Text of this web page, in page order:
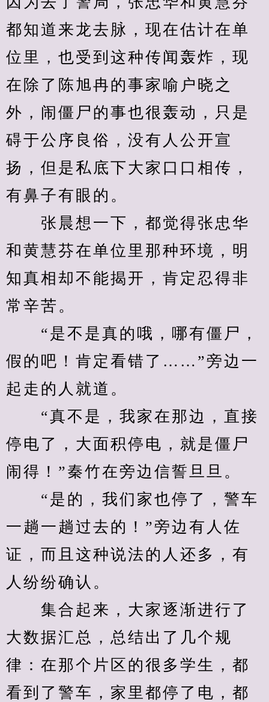
都知道来龙去脉，现在估计在单
位里，也受到这种传闻轰炸，现
在除了陈旭冉的事家喻户晓之
外，闹僵尸的事也很轰动，只是
碍于公序良俗，没有人公开宣
扬，但是私底下大家口口相传，
有鼻子有眼的。
张晨想一下，都觉得张忠华
和黄慧芬在单位里那种环境，明
知真相却不能揭开，肯定忍得非
常辛苦。
“是不是真的哦，哪有僵尸，
假的吧！肯定看错了……”旁边一
起走的人就道。
“真不是，我家在那边，直接
停电了，大面积停电，就是僵尸
闹得！”秦竹在旁边信誓旦旦。
“是的，我们家也停了，警车
一趟一趟过去的！”旁边有人佐
证，而且这种说法的人还多，有
人纷纷确认。
集合起来，大家逐渐进行了
大数据汇总，总结出了几个规
律：在那个片区的很多学生，都
看到了警车，家里都停了电，都